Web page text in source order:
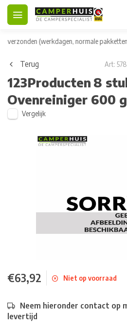
verzonden (werkdagen, normale
Terug Art:
123Producten 8
Ovenreiniger 600
Vergelijk
€63,92 Niet op voorraad
Neem hieronder contact op
levertijd